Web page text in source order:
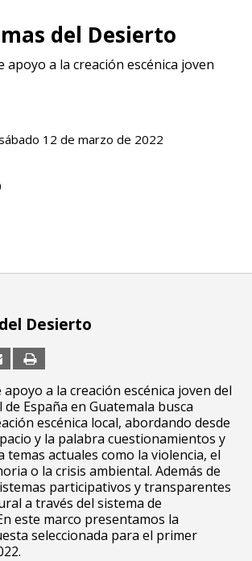
del Desierto
apoyo a la creación escénica joven
12 de marzo de 2022
Desierto
a la creación escénica joven del
España en Guatemala busca
escénica local, abordando desde
y la palabra cuestionamientos y
temas actuales como la violencia, el
o la crisis ambiental. Además de
participativos y transparentes
a través del sistema de
este marco presentamos la
seleccionada para el primer